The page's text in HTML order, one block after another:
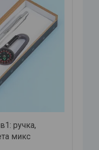
ручка,
микс